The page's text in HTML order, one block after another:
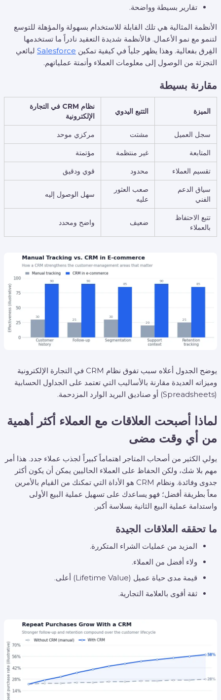
تقارير بسيطة وواضحة.
الأنظمة المثالية هي تلك القابلة للاستخدام بسهولة والمؤهلة للتوسع
لتنمو مع نمو الأعمال. فالأنظمة شديدة التعقيد نادراً ما تستخدمها
الفِرق بفعالية. وهذا يظهر جلياً في كيفية تمكين Salesforce لبائعي
التجزئة من الوصول إلى معلومات العملاء وأتمتة عملياتهم.
مقارنة بسيطة
الميزة التتبع اليدوي
نظام CRM في التجارة
الإلكترونية
سجل العميل مشتت مركزي موحد
المتابعة غير منتظمة مؤتمتة
تقسيم العملاء محدود قوي ودقيق
سياق الدعم
الفني
صعب العثور
عليه
سهل الوصول إليه
تتبع الاحتفاظ
بالعملاء
ضعيف واضح ومحدد
يوضح الجدول أعلاه سبب تفوق نظام CRM في التجارة الإلكترونية
وميزاته العديدة مقارنة بالأساليب التي تعتمد على الجداول الحسابية
(Spreadsheets) أو صناديق البريد الوارد المزدحمة.
لماذا أصبحت العلاقات مع العملاء أكثر أهمية
من أي وقت مضى
يولي الكثير من أصحاب المتاجر اهتماماً كبيراً لجذب عملاء جدد. هذا أمر
مهم بلا شك، ولكن الحفاظ على العملاء الحاليين يمكن أن يكون أكثر
جدوى وفائدة. ونظام CRM هو الأداة التي تمكنك من القيام بالأمرين
معاً بطريقة أفضل؛ فهو يساعدك على تسهيل عملية البيع الأولى
واستدامة عملية البيع الثانية بسلاسة أكبر.
ما تحققه العلاقات الجيدة
المزيد من عمليات الشراء المتكررة.
ولاء أفضل من العملاء.
قيمة مدى حياة عميل (Lifetime Value) أعلى.
ثقة أقوى بالعلامة التجارية.